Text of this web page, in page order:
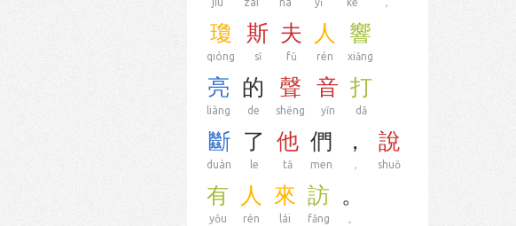
瓊
qióng
斯
sī
夫
fū
人
rén
響
xiǎng
亮
liàng
的
de
聲
shēng
音
yīn
打
dǎ
斷
duàn
了
le
他
tā
們
men
，
，
說
shuō
有
yǒu
人
rén
來
lái
訪
fǎng
。